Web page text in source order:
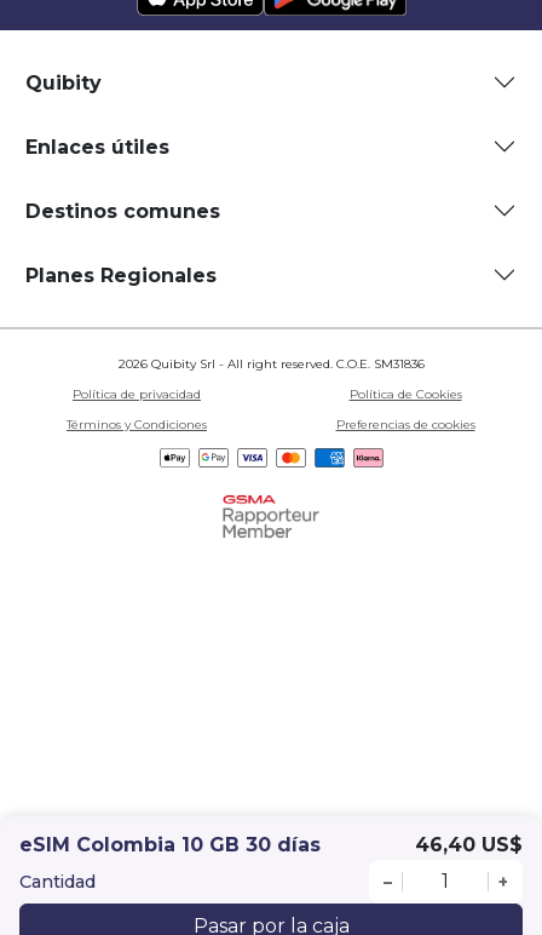
eSIM Colombia 10 GB 30 días 46,40 US$
Cantidad – +
Pasar por la caja
Quibity
Enlaces útiles
Destinos comunes
Planes Regionales
2026 Quibity Srl - All right reserved. C.O.E. SM31836
Política de privacidad
Política de Cookies
Términos y Condiciones
Preferencias de cookies